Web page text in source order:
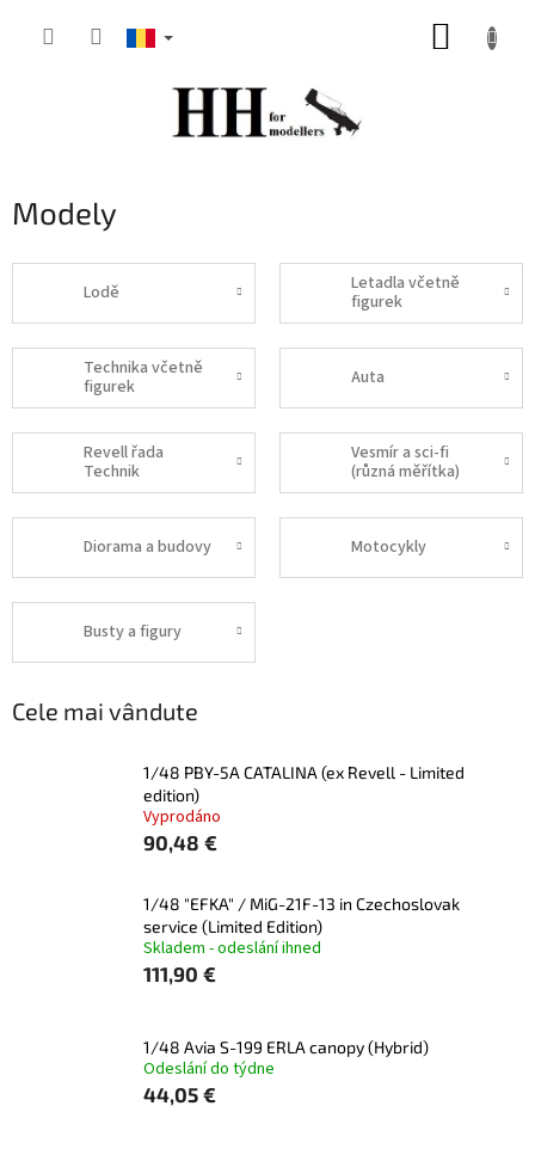
COŞ
Modely
Lodě
Letadla včetně
figurek
Technika včetně
figurek
Auta
Revell řada
Technik
Vesmír a sci-fi
(různá měřítka)
Diorama a budovy Motocykly
Busty a figury
Cele mai vândute
1/48 PBY-5A CATALINA (ex Revell - Limited
edition)
Vyprodáno
90,48 €
1/48 "EFKA" / MiG-21F-13 in Czechoslovak
service (Limited Edition)
Skladem - odeslání ihned
111,90 €
1/48 Avia S-199 ERLA canopy (Hybrid)
Odeslání do týdne
44,05 €